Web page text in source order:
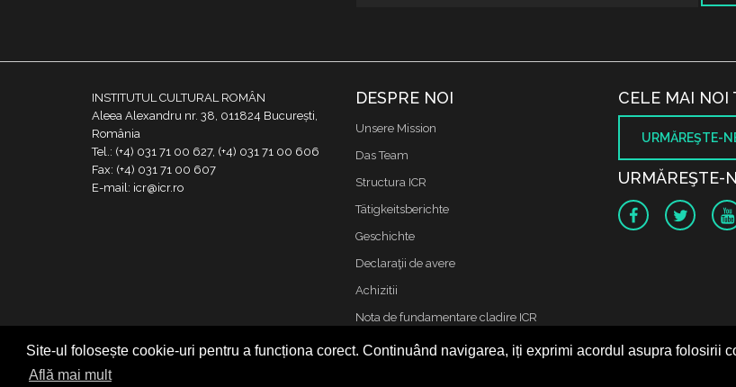
Site-ul folosește cookie-uri pentru a funcționa corect. Continuând navigarea, iți exprimi acordul asupra folosirii
Află mai mult
INSTITUTUL CULTURAL ROMÂN
Aleea Alexandru nr. 38, 011824 București,
România
Tel.: (+4) 031 71 00 627, (+4) 031 71 00 606
Fax: (+4) 031 71 00 607
E-mail: icr@icr.ro
DESPRE NOI
Unsere Mission
Das Team
Structura ICR
Tätigkeitsberichte
Geschichte
Declaraţii de avere
Achizitii
Nota de fundamentare cladire ICR
Kontakt
CELE MAI NOI
URMĂREŞTE-
URMĂREŞTE-